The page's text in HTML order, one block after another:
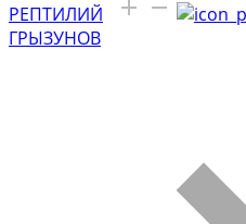
РЕПТИЛИЙ
ГРЫЗУНОВ